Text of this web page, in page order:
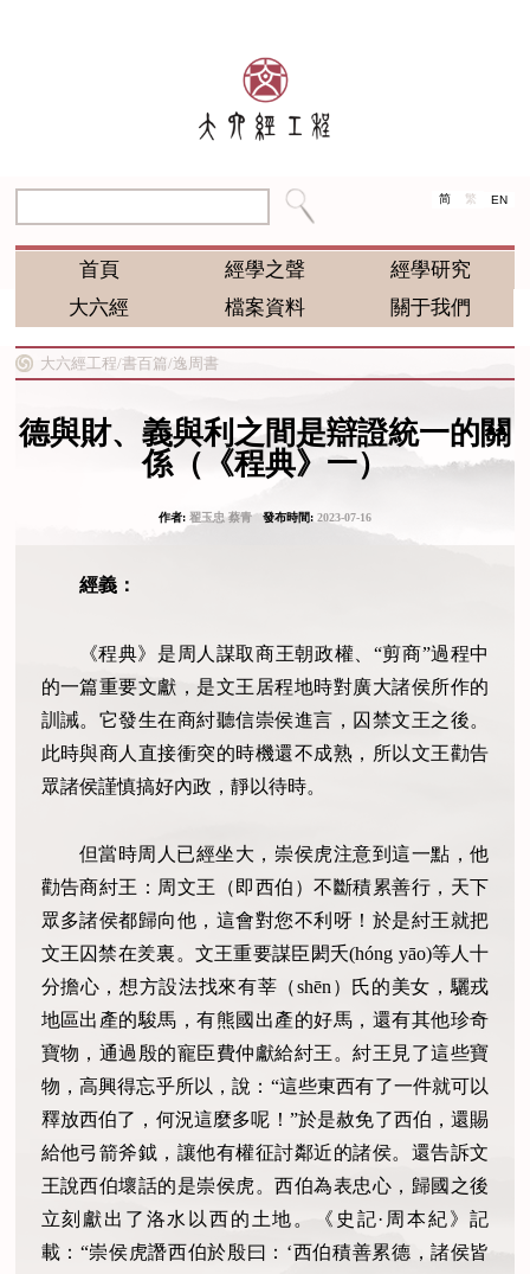
简 繁 EN
首頁 經學之聲
經學研究
大六經
檔案資料 關于我們
大六經工程/書百篇/逸周書
德與財、義與利之間是辯證統一的關
係（《程典》一）
作者: 翟玉忠 蔡青發布時間: 2023-07-16
經義：
《程典》是周人謀取商王朝政權、“剪商”過程中
的一篇重要文獻，是文王居程地時對廣大諸侯所作的
訓誡。它發生在商紂聽信崇侯進言，囚禁文王之後。
此時與商人直接衝突的時機還不成熟，所以文王勸告
眾諸侯謹慎搞好內政，靜以待時。
但當時周人已經坐大，崇侯虎注意到這一點，他
勸告商紂王：周文王（即西伯）不斷積累善行，天下
眾多諸侯都歸向他，這會對您不利呀！於是紂王就把
文王囚禁在羑裏。文王重要謀臣閎夭(hóng yāo)等人十
分擔心，想方設法找來有莘（shēn）氏的美女，驪戎
地區出產的駿馬，有熊國出產的好馬，還有其他珍奇
寶物，通過殷的寵臣費仲獻給紂王。紂王見了這些寶
物，高興得忘乎所以，說：“這些東西有了一件就可以
釋放西伯了，何況這麼多呢！”於是赦免了西伯，還賜
給他弓箭斧鉞，讓他有權征討鄰近的諸侯。還告訴文
王說西伯壞話的是崇侯虎。西伯為表忠心，歸國之後
立刻獻出了洛水以西的土地。《史記·周本紀》記
載：“崇侯虎譖西伯於殷曰：‘西伯積善累德，諸侯皆